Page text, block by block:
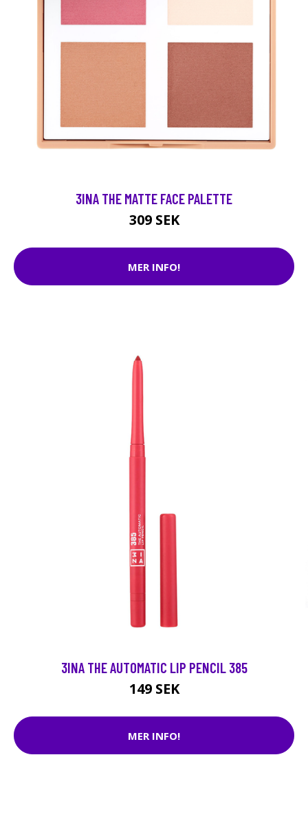
3INA THE MATTE FACE PALETTE
309 SEK
MER INFO!
3INA THE AUTOMATIC LIP PENCIL 385
149 SEK
MER INFO!